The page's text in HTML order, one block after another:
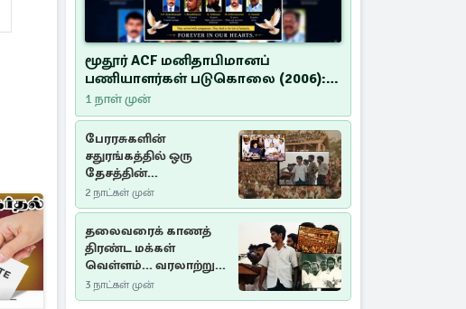
மூதூர் ACF மனிதாபிமானப்
பணியாளர்கள் படுகொலை (2006):
20 ஆண்டுகளாகியும் நீதி
மறுக்கப்பட்ட மனிதாபிமானப்
பேரவலம்
1 நாள் முன்
பேரரசுகளின்
சதுரங்கத்தில் ஒரு
தேசத்தின்
தீர்க்கதரிசனம் :
சுதுமலை பிரகடனம்
ஒரு வரலாற்றுப் பாடம்
2 நாட்கள் முன்
தலைவரைக் காணத்
திரண்ட மக்கள்
வெள்ளம்... வரலாற்றுச்
சிறப்புமிக்க சுதுமலைப்
பிரகடனம்…
3 நாட்கள் முன்